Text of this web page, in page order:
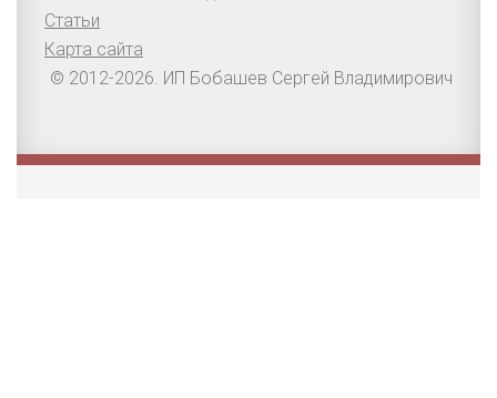
Статьи
Карта сайта
© 2012-2026. ИП Бобашев Сергей Владимирович